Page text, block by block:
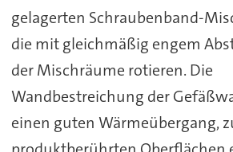
gelagerten Schraubenband-
die mit gleichmäßig engem
der Mischräume rotieren. Die
Wandbestreichung der
einen guten Wärmeübergang,